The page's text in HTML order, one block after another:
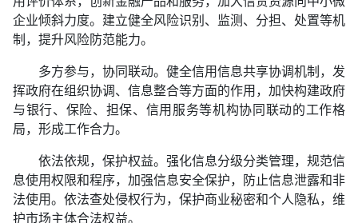
企业倾斜力度。建立健全风险识别、监测、分担、处置等机
制，提升风险防范能力。
多方参与，协同联动。健全信用信息共享协调机制，发
挥政府在组织协调、信息整合等方面的作用，加快构建政府
与银行、保险、担保、信用服务等机构协同联动的工作格
局，形成工作合力。
依法依规，保护权益。强化信息分级分类管理，规范信
息使用权限和程序，加强信息安全保护，防止信息泄露和非
法使用。依法查处侵权行为，保护商业秘密和个人隐私，维
护市场主体合法权益。